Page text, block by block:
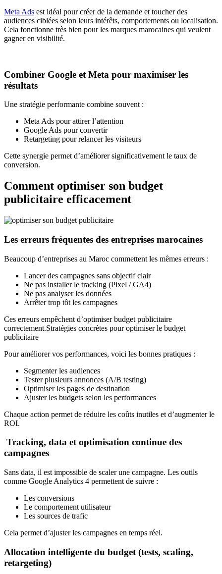
Meta Ads est idéal pour créer de la demande et toucher des
audiences ciblées selon leurs intérêts, comportements ou localisation.
Cela fonctionne très bien pour les marques marocaines qui veulent
gagner en visibilité.
Combiner Google et Meta pour maximiser les
résultats
Une stratégie performante combine souvent :
Meta Ads pour attirer l’attention
Google Ads pour convertir
Retargeting pour relancer les visiteurs
Cette synergie permet d’améliorer significativement le taux de
conversion.
Comment optimiser son budget
publicitaire efficacement
Les erreurs fréquentes des entreprises marocaines
Beaucoup d’entreprises au Maroc commettent les mêmes erreurs :
Lancer des campagnes sans objectif clair
Ne pas installer le tracking (Pixel / GA4)
Ne pas analyser les données
Arrêter trop tôt les campagnes
Ces erreurs empêchent d’optimiser budget publicitaire
correctement.Stratégies concrètes pour optimiser le budget
publicitaire
Pour améliorer vos performances, voici les bonnes pratiques :
Segmenter les audiences
Tester plusieurs annonces (A/B testing)
Optimiser les pages de destination
Ajuster les budgets selon les performances
Chaque action permet de réduire les coûts inutiles et d’augmenter le
ROI.
Tracking, data et optimisation continue des
campagnes
Sans data, il est impossible de scaler une campagne. Les outils
comme Google Analytics 4 permettent de suivre :
Les conversions
Le comportement utilisateur
Les sources de trafic
Cela permet d’ajuster les campagnes en temps réel.
Allocation intelligente du budget (tests, scaling,
retargeting)